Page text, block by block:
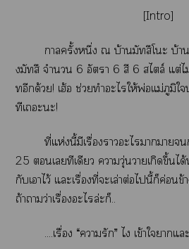
[Intro]
าครั้งหนึ่ง ณ บ้านมัทสึโะ บ้า
งมัทสึ จำนวน 6 อัตรา 6 สี 6 สไตล์ แต่
ทอีกด้วย! เฮ้อ ช่วยทำะไให้พ่อแม่ภูมิใ
ทีเะะ!
ที่แห่งนี้มีเรื่องาะไาา
25 เทีเดียว าวุ่นวายเกิดขึ้น
กับเาไว้ แะเรื่องที่ะเล่าต่อไนี้ก็ค่อนข้
ถ้าาว่าเรื่องะไล่ะก็..
....เรื่อง “ารัก” ไ เข้าใาแ